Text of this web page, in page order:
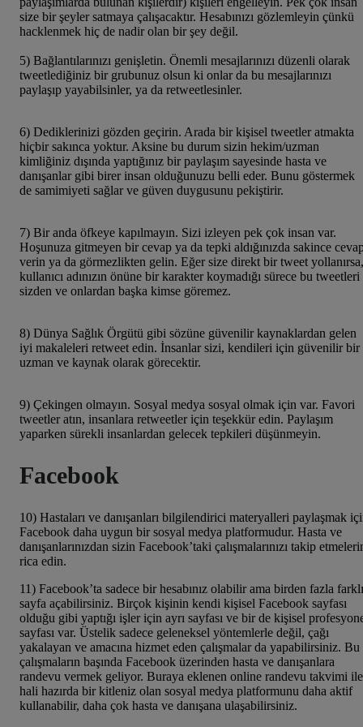
size bir şeyler satmaya çalışacaktır. Hesabınızı gözlemleyin çünkü
hacklenmek hiç de nadir olan bir şey
5) Bağlantılarınızı genişletin. Önemli mesajlarınızı düzenli olarak
tweetlediğiniz bir grubunuz olsun ki onlar da bu mesajlarınızı
paylaşıp yayabilsinler, ya da retweetlesinler.
6) Dediklerinizi gözden geçirin. Arada bir kişisel tweetler atmakta
hiçbir sakınca yoktur. Aksine bu durum sizin hekim/uzman
kimliğiniz dışında yaptığınız bir paylaşım sayesinde hasta ve
danışanlar gibi birer insan olduğunuzu belli eder. Bunu göstermek
de samimiyeti sağlar ve güven duygusunu pekiştirir.
7) Bir anda öfkeye kapılmayın. Sizi izleyen pek çok insan var.
Hoşunuza gitmeyen bir cevap ya da tepki aldığınızda sakince
verin ya da görmezlikten gelin. Eğer size direkt bir tweet yollanırsa,
kullanıcı adınızın önüne bir karakter koymadığı sürece bu tweetleri
sizden ve onlardan başka kimse göremez.
8) Dünya Sağlık Örgütü gibi sözüne güvenilir kaynaklardan gelen
iyi makaleleri retweet edin. İnsanlar sizi, kendileri için güvenilir bir
uzman ve kaynak olarak görecektir.
9) Çekingen olmayın. Sosyal medya sosyal olmak için var. Favori
tweetler atın, insanlara retweetler için teşekkür edin. Paylaşım
yaparken sürekli insanlardan gelecek tepkileri düşünmeyin.
Facebook
10) Hastaları ve danışanları bilgilendirici materyalleri paylaşmak
Facebook daha uygun bir sosyal medya platformudur. Hasta ve
danışanlarınızdan sizin Facebook’taki çalışmalarınızı takip
rica edin.
11) Facebook’ta sadece bir hesabınız olabilir ama birden fazla farklı
sayfa açabilirsiniz. Birçok kişinin kendi kişisel Facebook sayfası
olduğu gibi yaptığı işler için ayrı sayfası ve bir de kişisel
sayfası var. Üstelik sadece geleneksel yöntemlerle değil, çağı
yakalayan ve amacına hizmet eden çalışmalar da yapabilirsiniz. Bu
çalışmaların başında Facebook üzerinden hasta ve danışanlara
randevu vermek geliyor. Buraya eklenen online randevu takvimi ile
hali hazırda bir kitleniz olan sosyal medya platformunu daha aktif
kullanabilir, daha çok hasta ve danışana ulaşabilirsiniz.